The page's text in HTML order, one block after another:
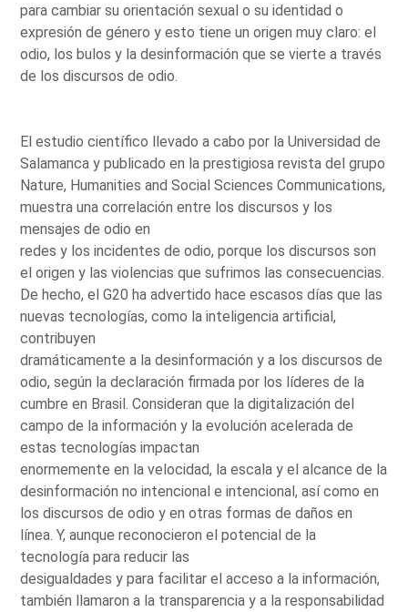
para cambiar su orientación sexual o su identidad o
expresión de género y esto tiene un origen muy claro: el
odio, los bulos y la desinformación que se vierte a través
de los discursos de odio.
El estudio científico llevado a cabo por la Universidad de
Salamanca y publicado en la prestigiosa revista del grupo
Nature, Humanities and Social Sciences Communications,
muestra una correlación entre los discursos y los
mensajes de odio en
redes y los incidentes de odio, porque los discursos son
el origen y las violencias que sufrimos las consecuencias.
De hecho, el G20 ha advertido hace escasos días que las
nuevas tecnologías, como la inteligencia artificial,
contribuyen
dramáticamente a la desinformación y a los discursos de
odio, según la declaración firmada por los líderes de la
cumbre en Brasil. Consideran que la digitalización del
campo de la información y la evolución acelerada de
estas tecnologías impactan
enormemente en la velocidad, la escala y el alcance de la
desinformación no intencional e intencional, así como en
los discursos de odio y en otras formas de daños en
línea. Y, aunque reconocieron el potencial de la
tecnología para reducir las
desigualdades y para facilitar el acceso a la información,
también llamaron a la transparencia y a la responsabilidad